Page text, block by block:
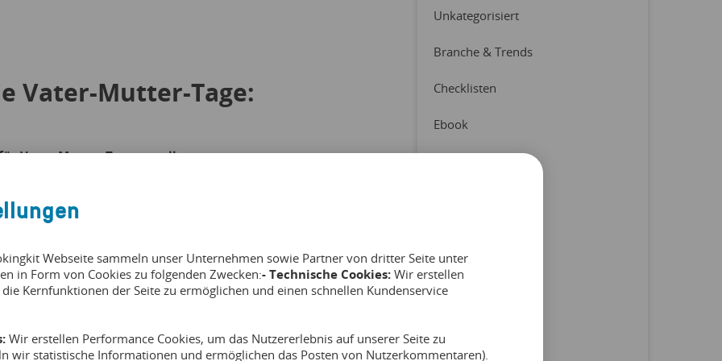
Vater-Mutter-Tage:
Vater-Mutter-Tage erstellen
und planen
und aktiv bewerben
ausrichten und schnellen Zugang sicherstellen
und auf das Event abstimmen
Unkategorisiert
Branche & Trends
Checklisten
Ebook
Erfahrungsberichte
Produkt & Partner
Tipps & Hinweise
Webseite sammeln unser Unternehmen sowie Partner von dritter Seite unter
in Form von Cookies zu folgenden Zwecken:- Technische Cookies: Wir erstellen
Kernfunktionen der Seite zu ermöglichen und einen schnellen Kundenservice
Wir erstellen Performance Cookies, um das Nutzererlebnis auf unserer Seite zu
wir statistische Informationen und ermöglichen das Posten von Nutzerkommentaren).